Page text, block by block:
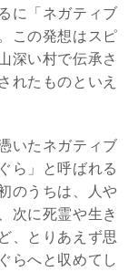
に「ネガティブ
この発想はスピ
深い村で伝承さ
れたものといえ
いたネガティブ
ら」と呼ばれる
のうちは、人や
次に死霊や生き
、とりあえず思
らへと収めてし